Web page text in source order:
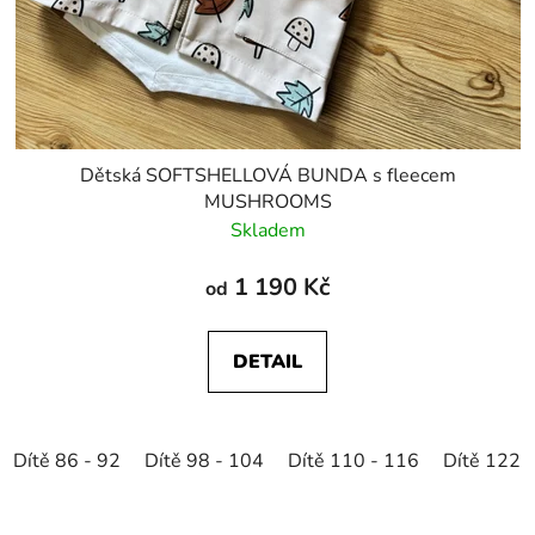
Dětská SOFTSHELLOVÁ BUNDA s fleecem
MUSHROOMS
Skladem
od 1 190 Kč
DETAIL
Dítě 86 - 92 Dítě 98 - 104 Dítě 110 - 116 Dítě 122